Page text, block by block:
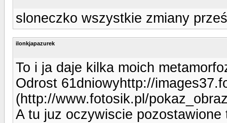
sloneczko wszystkie zmiany
ilonkjapazurek
To i ja daje kilka moich
Odrost 61dniowyhttp://
(http://www.fotosik.pl/
A tu juz oczywiscie